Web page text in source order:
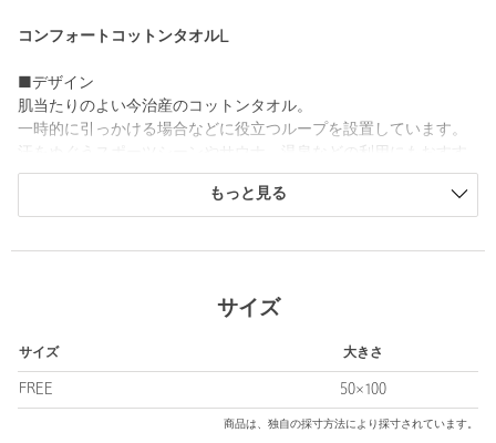
コンフォートコットンタオルL
■デザイン
肌当たりのよい今治産のコットンタオル。
一時的に引っかける場合などに役立つループを設置しています。
め。
一般的なフェイスタオルより大きく、バスタオルより小さいミニ
・なめらかでやわらかい仕上がり
■メーカー品番：NN22100
■メーカーカラー
もっと見る
サイズ
サイズ 大きさ
FREE 50×100
商品は、独自の採寸方法により採寸されています。